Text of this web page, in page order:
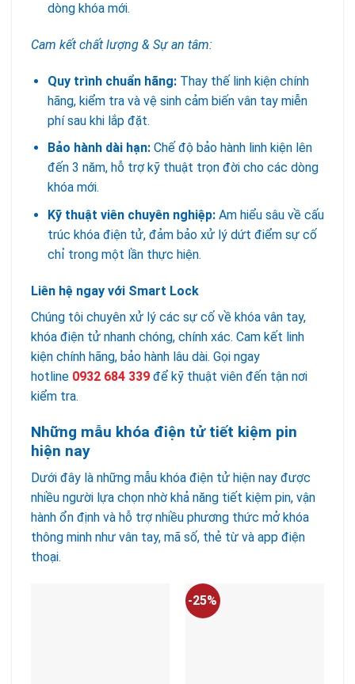
dòng khóa mới.
Cam kết chất lượng & Sự an tâm:
Quy trình chuẩn hãng:Thay thế linh kiện chính
hãng, kiểm tra và vệ sinh cảm biến vân tay miễn
phí sau khi lắp đặt.
Bảo hành dài hạn:Chế độ bảo hành linh kiện lên
đến 3 năm, hỗ trợ kỹ thuật trọn đời cho các dòng
khóa mới.
Kỹ thuật viên chuyên nghiệp:Am hiểu sâu về cấu
trúc khóa điện tử, đảm bảo xử lý dứt điểm sự cố
chỉ trong một lần thực hiện.
Liên hệ ngay với Smart Lock
Chúng tôi chuyên xử lý các sự cố về khóa vân tay,
khóa điện tử nhanh chóng, chính xác. Cam kết linh
kiện chính hãng, bảo hành lâu dài. Gọi ngay
hotline 0932 684 339 để kỹ thuật viên đến tận nơi
kiểm tra.
Những mẫu khóa điện tử tiết kiệm pin
hiện nay
Dưới đây là những mẫu khóa điện tử hiện nay được
nhiều người lựa chọn nhờ khả năng tiết kiệm pin, vận
hành ổn định và hỗ trợ nhiều phương thức mở khóa
thông minh như vân tay, mã số, thẻ từ và app điện
thoại.
-25%